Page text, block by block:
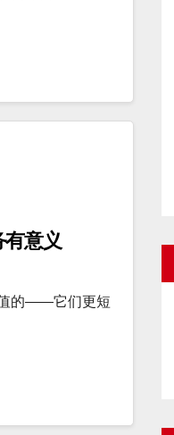
有意义
的——它们更短